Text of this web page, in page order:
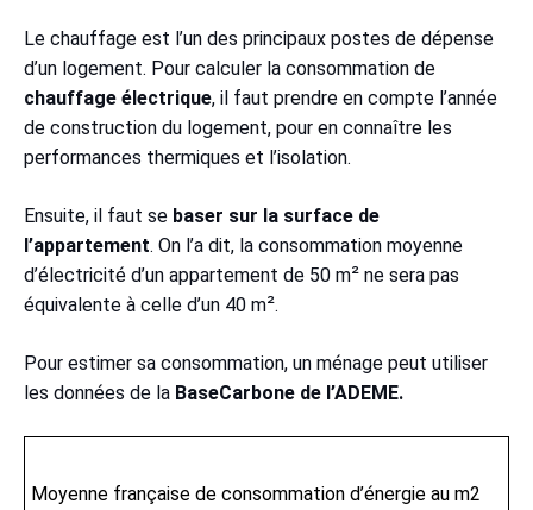
Le chauffage est l’un des principaux postes de dépense
d’un logement. Pour calculer la consommation de
chauffage électrique, il faut prendre en compte l’année
de construction du logement, pour en connaître les
performances thermiques et l’isolation.
Ensuite, il faut se baser sur la surface de
l’appartement. On l’a dit, la consommation moyenne
d’électricité d’un appartement de 50 m² ne sera pas
équivalente à celle d’un 40 m².
Pour estimer sa consommation, un ménage peut utiliser
les données de la BaseCarbone de l’ADEME.
Moyenne française de consommation d’énergie au m2